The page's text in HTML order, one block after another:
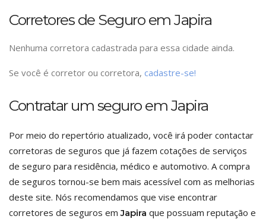
Corretores de Seguro em Japira
Nenhuma corretora cadastrada para essa cidade ainda.
Se você é corretor ou corretora, cadastre-se!
Contratar um seguro em Japira
Por meio do repertório atualizado, você irá poder contactar
corretoras de seguros que já fazem cotações de serviços
de seguro para residência, médico e automotivo. A compra
de seguros tornou-se bem mais acessível com as melhorias
deste site. Nós recomendamos que vise encontrar
corretores de seguros emJapira que possuam reputação e